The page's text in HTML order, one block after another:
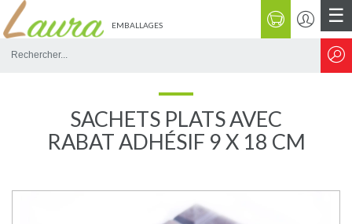
☰
EMBALLAGES
SACHETS PLATS AVEC
RABAT ADHÉSIF 9 X 18 CM